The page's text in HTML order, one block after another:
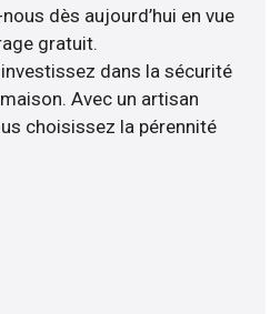
dès aujourd’hui en vue
gratuit.
dans la sécurité
Avec un artisan
choisissez la pérennité